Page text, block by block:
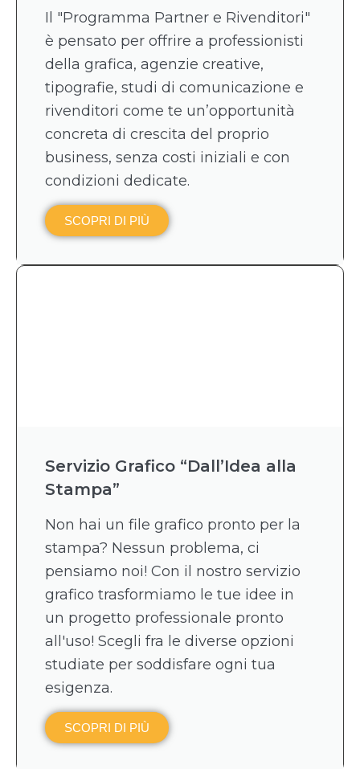
Il "Programma Partner e Rivenditori"
è pensato per offrire a professionisti
della grafica, agenzie creative,
tipografie, studi di comunicazione e
rivenditori come te un’opportunità
concreta di crescita del proprio
business, senza costi iniziali e con
condizioni dedicate.
SCOPRI DI PIÙ
Servizio Grafico “Dall’Idea alla
Stampa”
Non hai un file grafico pronto per la
stampa? Nessun problema, ci
pensiamo noi! Con il nostro servizio
grafico trasformiamo le tue idee in
un progetto professionale pronto
all'uso! Scegli fra le diverse opzioni
studiate per soddisfare ogni tua
esigenza.
SCOPRI DI PIÙ